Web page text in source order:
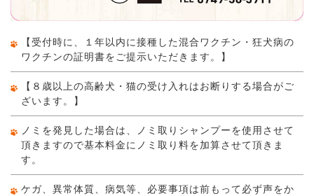
【受付時に、１年以内に接種した混合ワクチン・狂犬病の
ワクチンの証明書をご提示いただきます。】
【８歳以上の高齢犬・猫の受け入れはお断りする場合がご
ざいます。】
ノミを発見した場合は、ノミ取りシャンプーを使用させて
頂きますので基本料金にノミ取り料を加算させて頂きま
す。
ケガ、異常体質、病気等、必要事項は前もって必ず声をか